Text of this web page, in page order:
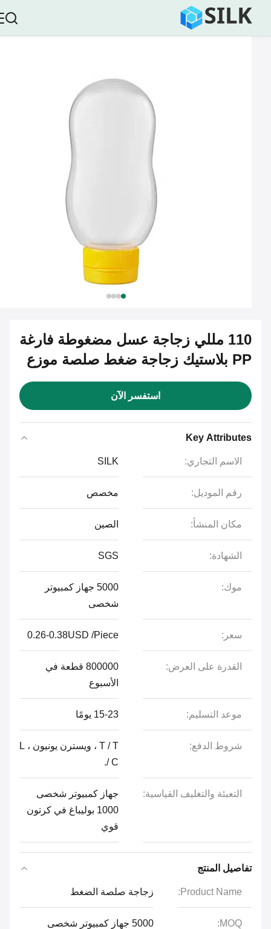
110 مللي زجاجة عسل مضغوطة فارغة
استفسر الآن
Key Attributes
الاسم التجاري: SILK
رقم الموديل: مخصص
مكان المنشأ: الصين
الشهادة: SGS
موك:
5000 جهاز كمبيوتر
شخصى
سعر: 0.26-0.38USD /Piece
القدرة على العرض:
800000 قطعة في
الأسبوع
موعد التسليم: 15-23 يومًا
شروط الدفع:
T / T ، ويسترن يونيون ، L
التعبئة والتغليف القياسية:
جهاز كمبيوتر شخصى
1000 بوليباغ في كرتون
تفاصيل المنتج
Product Name: زجاجة صلصة الضغط
MOQ: 5000 جهاز كمبيوتر شخصى